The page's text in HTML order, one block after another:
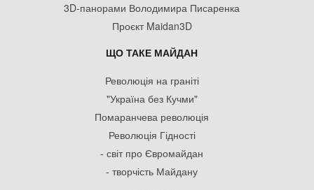
3D-панорами Володимира Писаренка
Проєкт Maidan3D
ЩО ТАКЕ МАЙДАН
Революція на граніті
"Україна без Кучми"
Помаранчева революція
Революція Гідності
- світ про Євромайдан
- творчість Майдану